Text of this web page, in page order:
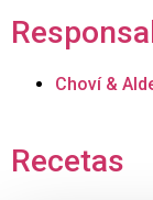
Choví &
Recetas